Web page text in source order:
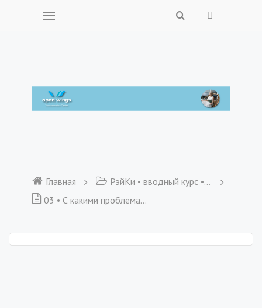
Главная
РэйКи • вводный курс • бесплатно
03 • С какими проблемами может помочь вам РейКи • Вводный курс РейКи